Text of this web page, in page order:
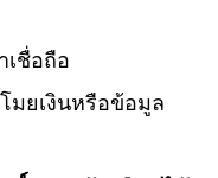
ชื่อถือ
มยเงินหรือข้อมูล